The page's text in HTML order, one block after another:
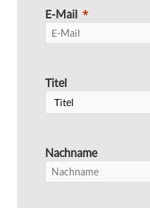
E-Mail
Titel
Nachname